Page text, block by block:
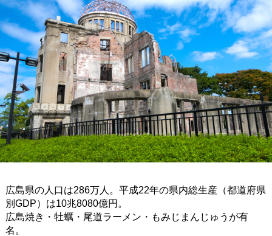
広島県の人口は286万人。平成22年の県内総生産（都道府県
別GDP）は10兆8080億円。
広島焼き・牡蠣・尾道ラーメン・もみじまんじゅうが有
名。